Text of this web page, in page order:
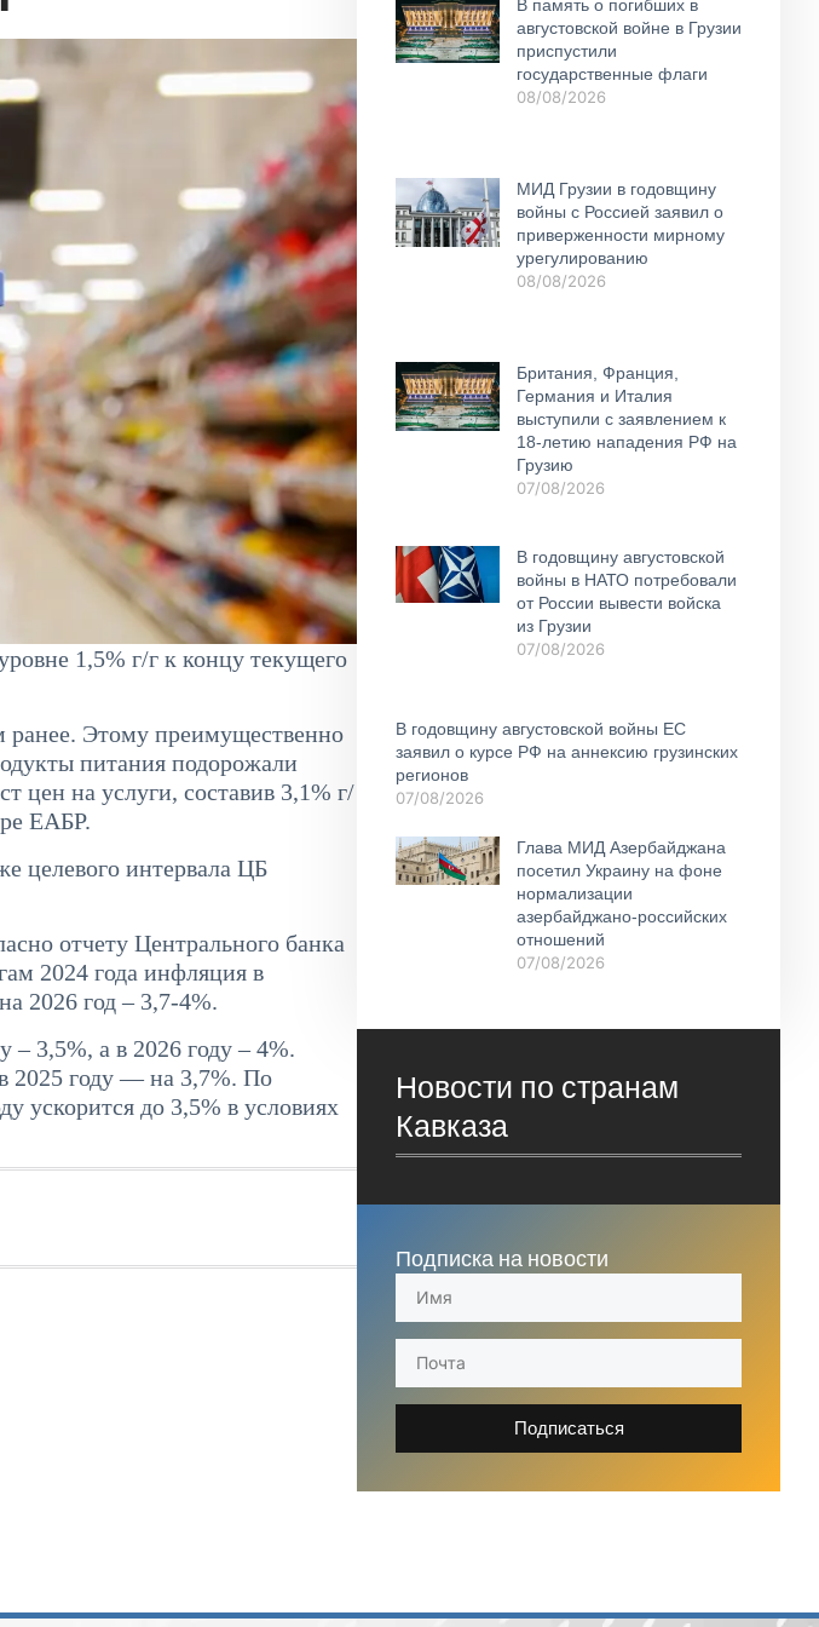
1,5% г/г к концу текущего
ранее. Этому преимущественно
питания подорожали
цен на услуги, составив 3,1% г/
ЕАБР.
целевого интервала ЦБ
отчету Центрального банка
2024 года инфляция в
2026 год – 3,7-4%.
– 3,5%, а в 2026 году – 4%.
2025 году — на 3,7%. По
ускорится до 3,5% в условиях
В память о погибших в
августовской войне в Грузии
приспустили
государственные флаги
08/08/2026
МИД Грузии в годовщину
войны с Россией заявил о
приверженности мирному
урегулированию
08/08/2026
Британия, Франция,
Германия и Италия
выступили с заявлением к
18-летию нападения РФ на
Грузию
07/08/2026
В годовщину августовской
войны в НАТО потребовали
от России вывести войска
из Грузии
07/08/2026
В годовщину августовской войны ЕС
заявил о курсе РФ на аннексию грузинских
регионов
07/08/2026
Глава МИД Азербайджана
посетил Украину на фоне
нормализации
азербайджано-российских
отношений
07/08/2026
Новости по странам
Кавказа
Подписка на новости
Подписаться